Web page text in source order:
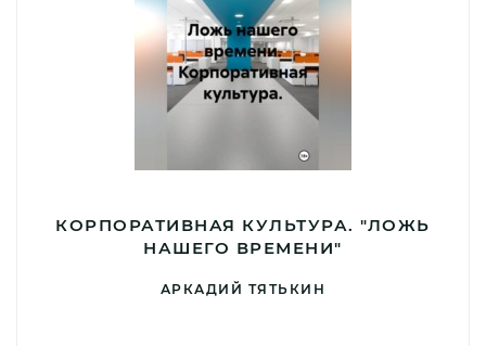
КОРПОРАТИВНАЯ КУЛЬТУРА. "ЛОЖЬ
НАШЕГО ВРЕМЕНИ"
АРКАДИЙ ТЯТЬКИН